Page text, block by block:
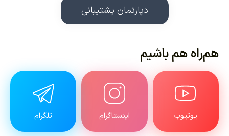
دپارتمان پشتیبانی
هم‌راه هم باشیم
یوتیوب اینستاگرام تلگرام